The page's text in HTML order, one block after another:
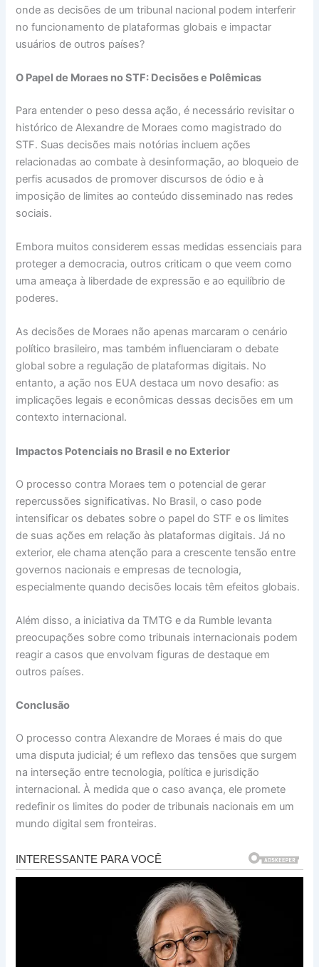
onde as decisões de um tribunal nacional podem interferir
no funcionamento de plataformas globais e impactar
usuários de outros países?
O Papel de Moraes no STF: Decisões e Polêmicas
Para entender o peso dessa ação, é necessário revisitar o
histórico de Alexandre de Moraes como magistrado do
STF. Suas decisões mais notórias incluem ações
relacionadas ao combate à desinformação, ao bloqueio de
perfis acusados de promover discursos de ódio e à
imposição de limites ao conteúdo disseminado nas redes
sociais.
Embora muitos considerem essas medidas essenciais para
proteger a democracia, outros criticam o que veem como
uma ameaça à liberdade de expressão e ao equilíbrio de
poderes.
As decisões de Moraes não apenas marcaram o cenário
político brasileiro, mas também influenciaram o debate
global sobre a regulação de plataformas digitais. No
entanto, a ação nos EUA destaca um novo desafio: as
implicações legais e econômicas dessas decisões em um
contexto internacional.
Impactos Potenciais no Brasil e no Exterior
O processo contra Moraes tem o potencial de gerar
repercussões significativas. No Brasil, o caso pode
intensificar os debates sobre o papel do STF e os limites
de suas ações em relação às plataformas digitais. Já no
exterior, ele chama atenção para a crescente tensão entre
governos nacionais e empresas de tecnologia,
especialmente quando decisões locais têm efeitos globais.
Além disso, a iniciativa da TMTG e da Rumble levanta
preocupações sobre como tribunais internacionais podem
reagir a casos que envolvam figuras de destaque em
outros países.
Conclusão
O processo contra Alexandre de Moraes é mais do que
uma disputa judicial; é um reflexo das tensões que surgem
na interseção entre tecnologia, política e jurisdição
internacional. À medida que o caso avança, ele promete
redefinir os limites do poder de tribunais nacionais em um
mundo digital sem fronteiras.